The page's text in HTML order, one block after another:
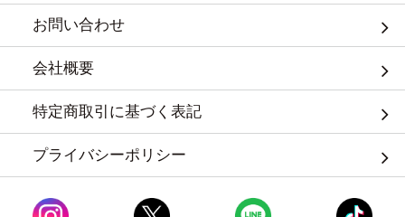
お問い合わせ
会社概要
特定商取引に基づく表記
プライバシーポリシー